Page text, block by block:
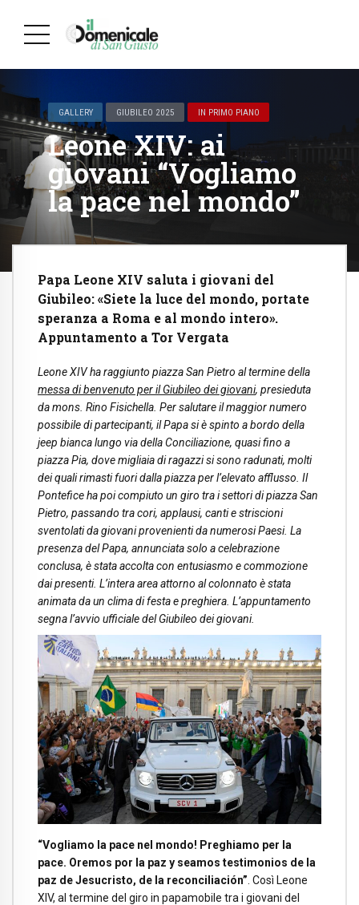
GALLERY GIUBILEO 2025 IN PRIMO PIANO
Leone XIV: ai
giovani “Vogliamo
la pace nel mondo”
Papa Leone XIV saluta i giovani del
Giubileo: «Siete la luce del mondo, portate
speranza a Roma e al mondo intero».
Appuntamento a Tor Vergata
Leone XIV ha raggiunto piazza San Pietro al termine della
messa di benvenuto per il Giubileo dei giovani, presieduta
da mons. Rino Fisichella. Per salutare il maggior numero
possibile di partecipanti, il Papa si è spinto a bordo della
jeep bianca lungo via della Conciliazione, quasi fino a
piazza Pia, dove migliaia di ragazzi si sono radunati, molti
dei quali rimasti fuori dalla piazza per l’elevato afflusso. Il
Pontefice ha poi compiuto un giro tra i settori di piazza San
Pietro, passando tra cori, applausi, canti e striscioni
sventolati da giovani provenienti da numerosi Paesi. La
presenza del Papa, annunciata solo a celebrazione
conclusa, è stata accolta con entusiasmo e commozione
dai presenti. L’intera area attorno al colonnato è stata
animata da un clima di festa e preghiera. L’appuntamento
segna l’avvio ufficiale del Giubileo dei giovani.
“Vogliamo la pace nel mondo! Preghiamo per la
pace. Oremos por la paz y seamos testimonios de la
paz de Jesucristo, de la reconciliación” . Così Leone
XIV, al termine del giro in papamobile tra i giovani del